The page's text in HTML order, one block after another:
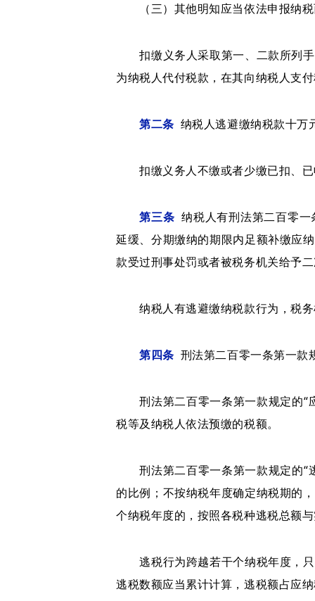
（三）其他明知应当依法申报纳税
扣缴义务人采取第一、二款所列手
为纳税人代付税款，在其向纳税人支
第二条 纳税人逃避缴纳税款十万
扣缴义务人不缴或者少缴已扣、已
第三条 纳税人有刑法第二百零
延缓、分期缴纳的期限内足额补缴应
款受过刑事处罚或者被税务机关给予
纳税人有逃避缴纳税款行为，税务
第四条 刑法第二百零一条第一款
刑法第二百零一条第一款规定的“
税等及纳税人依法预缴的税额。
刑法第二百零一条第一款规定的“
的比例；不按纳税年度确定纳税期的
个纳税年度的，按照各税种逃税总额
逃税行为跨越若干个纳税年度，只
逃税数额应当累计计算，逃税额占应